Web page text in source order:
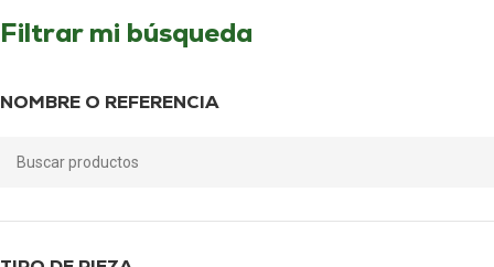
Filtrar mi búsqueda
NOMBRE O REFERENCIA